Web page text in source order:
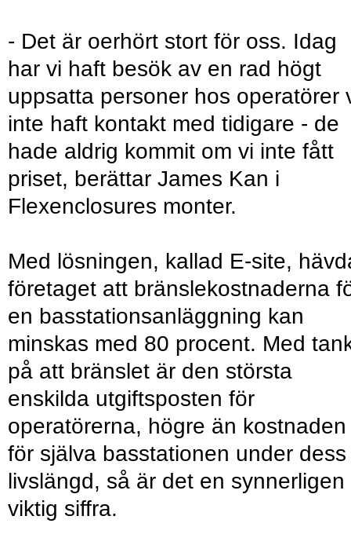
- Det är oerhört stort för oss. Idag
har vi haft besök av en rad högt
uppsatta personer hos operatörer
inte haft kontakt med tidigare - de
hade aldrig kommit om vi inte fått
priset, berättar James Kan i
Flexenclosures monter.
Med lösningen, kallad E-site,
företaget att bränslekostnaderna
en basstationsanläggning kan
minskas med 80 procent. Med
på att bränslet är den största
enskilda utgiftsposten för
operatörerna, högre än kostnaden
för själva basstationen under dess
livslängd, så är det en synnerligen
viktig siffra.